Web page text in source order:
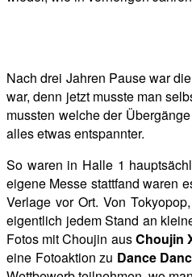
Nach drei Jahren Pause war
war, denn jetzt musste man
mussten welche der
alles etwas entspannter.
So waren in Halle 1
eigene Messe stattfand waren
Verlage vor Ort. Von
eigentlich jedem Stand an
Fotos mit Choujin ausChoujin
eine Fotoaktion zu Dance